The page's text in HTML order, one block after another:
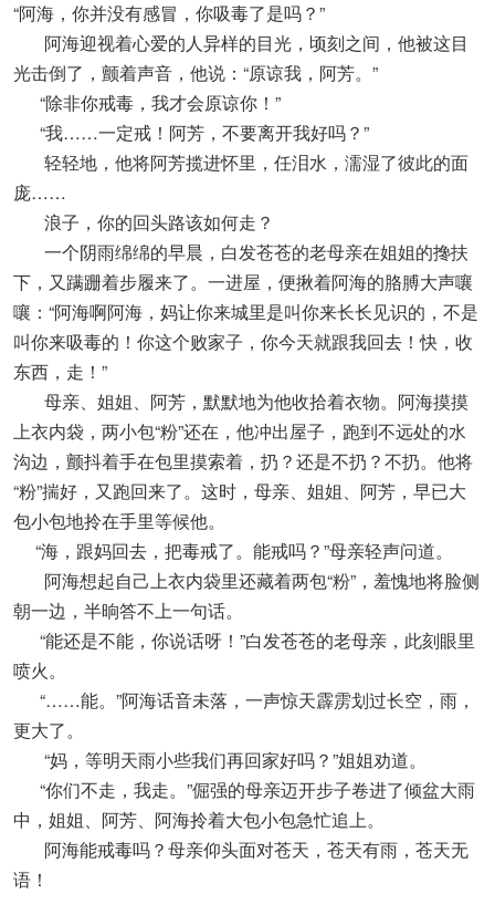
“阿海，你并没有感冒，你吸毒了是吗？”
阿海迎视着心爱的人异样的目光，顷刻之间，他被这目
光击倒了，颤着声音，他说：“原谅我，阿芳。”
“除非你戒毒，我才会原谅你！”
“我……一定戒！阿芳，不要离开我好吗？”
轻轻地，他将阿芳揽进怀里，任泪水，濡湿了彼此的面
庞……
浪子，你的回头路该如何走？
一个阴雨绵绵的早晨，白发苍苍的老母亲在姐姐的搀扶
下，又蹒跚着步履来了。一进屋，便揪着阿海的胳膊大声嚷
嚷：“阿海啊阿海，妈让你来城里是叫你来长长见识的，不是
叫你来吸毒的！你这个败家子，你今天就跟我回去！快，收
东西，走！”
母亲、姐姐、阿芳，默默地为他收拾着衣物。阿海摸摸
上衣内袋，两小包“粉”还在，他冲出屋子，跑到不远处的水
沟边，颤抖着手在包里摸索着，扔？还是不扔？不扔。他将
“粉”揣好，又跑回来了。这时，母亲、姐姐、阿芳，早已大
包小包地拎在手里等候他。
“海，跟妈回去，把毒戒了。能戒吗？”母亲轻声问道。
阿海想起自己上衣内袋里还藏着两包“粉”，羞愧地将脸侧
朝一边，半晌答不上一句话。
“能还是不能，你说话呀！”白发苍苍的老母亲，此刻眼里
喷火。
“……能。”阿海话音未落，一声惊天霹雳划过长空，雨，
更大了。
“妈，等明天雨小些我们再回家好吗？”姐姐劝道。
“你们不走，我走。”倔强的母亲迈开步子卷进了倾盆大雨
中，姐姐、阿芳、阿海拎着大包小包急忙追上。
阿海能戒毒吗？母亲仰头面对苍天，苍天有雨，苍天无
语！